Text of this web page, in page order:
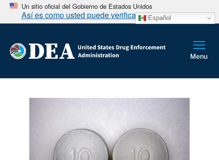
Un sitio oficial del Gobierno de Estados Unidos
Así es como usted puede verificarlo Español